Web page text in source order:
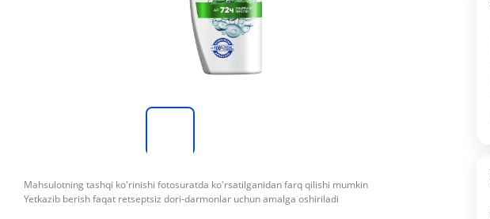
Mahsulotning tashqi ko'rinishi fotosuratda ko'rsatilganidan farq qilishi mumkin
Yetkazib berish faqat retseptsiz dori-darmonlar uchun amalga oshiriladi